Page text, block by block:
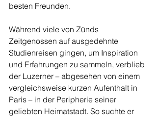
besten Freunden.
Während viele von Zünds
Zeitgenossen auf ausgedehnte
Studienreisen gingen, um Inspiration
und Erfahrungen zu sammeln, verblieb
der Luzerner – abgesehen von einem
vergleichsweise kurzen Aufenthalt in
Paris – in der Peripherie seiner
geliebten Heimatstadt. So suchte er